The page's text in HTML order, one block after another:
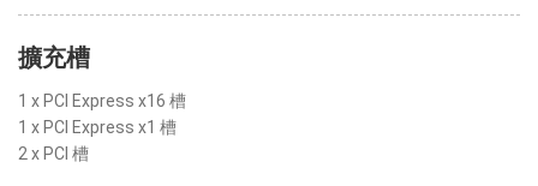
擴充槽
1 x PCI Express x16 槽
1 x PCI Express x1 槽
2 x PCI 槽